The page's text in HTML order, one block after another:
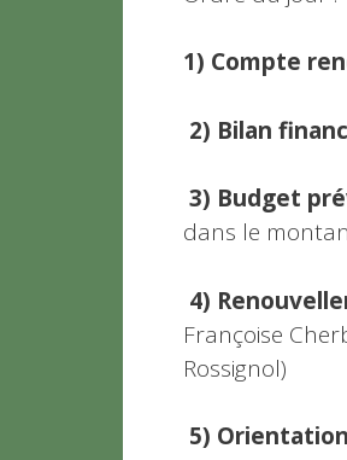
1) Compte
2) Bilan
3) Budget
dans le
4)
Françoise
Rossignol)
5)